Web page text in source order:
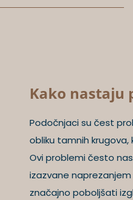
Kako nastaju
Podočnjaci su čest
obliku tamnih
Ovi problemi često
izazvane
značajno poboljšati